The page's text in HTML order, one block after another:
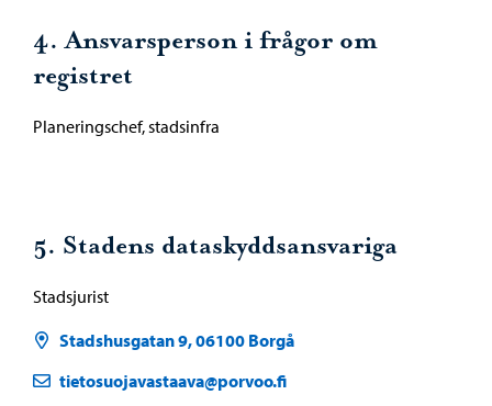
4. Ansvarsperson i frågor om
registret
Planeringschef, stadsinfra
5. Stadens dataskyddsansvariga
Stadsjurist
Stadshusgatan 9, 06100 Borgå
tietosuojavastaava@porvoo.fi